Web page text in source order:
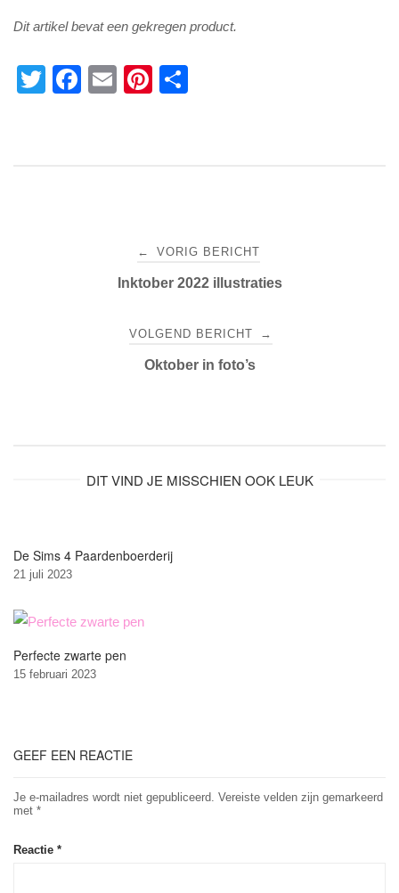
Dit artikel bevat een gekregen product.
T
F
E
Pi
← VORIG BERICHT
Inktober 2022 illustraties
VOLGEND BERICHT →
Oktober in foto’s
DIT VIND JE MISSCHIEN OOK LEUK
De Sims 4 Paardenboerderij
21 juli 2023
Perfecte zwarte pen
15 februari 2023
GEEF EEN REACTIE
Je e-mailadres wordt niet gepubliceerd. Vereiste velden zijn gemarkeerd
met *
Reactie *